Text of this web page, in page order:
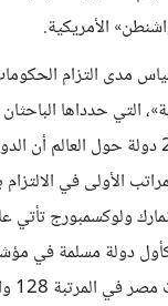
الأمريكية.
مدى التزام
تطبيقها على 208 دولة حول
الأولى في الالتزام
ولوكسمبورج تأتي
دولة مسلمة في